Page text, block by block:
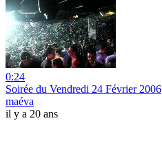
0:24
Soirée du Vendredi 24 Février 2006
maéva
il y a 20 ans